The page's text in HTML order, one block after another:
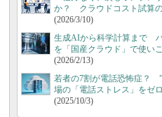
か？ クラウドコスト試算
(2026/3/10)
生成AIから科学計算まで
を「国産クラウド」で使い
(2026/2/13)
若者の7割が電話恐怖症？
場の「電話ストレス」をゼ
(2025/10/3)